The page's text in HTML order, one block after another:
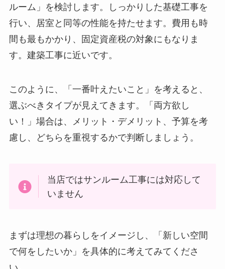
ルーム」を検討します。しっかりした基礎工事を
行い、居室と同等の性能を持たせます。費用も時
間も最もかかり、固定資産税の対象にもなりま
す。建築工事に近いです。
このように、「一番叶えたいこと」を考えると、
選ぶべきタイプが見えてきます。「両方欲し
い！」場合は、メリット・デメリット、予算を考
慮し、どちらを重視するかで判断しましょう。
当店ではサンルーム工事には対応して
いません
まずは理想の暮らしをイメージし、「新しい空間
で何をしたいか」を具体的に考えてみてくださ